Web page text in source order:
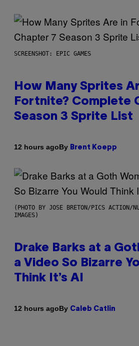
SCREENSHOT: EPIC GAMES
How Many Sprites
Fortnite? Complete
Season 3 Sprite List
12 hours agoBy Brent Koepp
(PHOTO BY JOSE BRETON/PICS ACTION/
IMAGES)
Drake Barks at a
a Video So Bizarre
Think It’s AI
12 hours agoBy Caleb Catlin